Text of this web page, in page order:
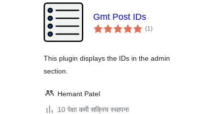
Gmt Post IDs
(1एकूण
मूल्यांकन
)
This plugin displays the IDs in the admin
section.
Hemant Patel
10 पेक्षा कमी सक्रिय स्थापना